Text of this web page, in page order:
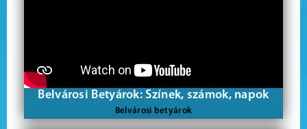
Belvárosi Betyárok: Színek, számok, napok
Belvárosi betyárok